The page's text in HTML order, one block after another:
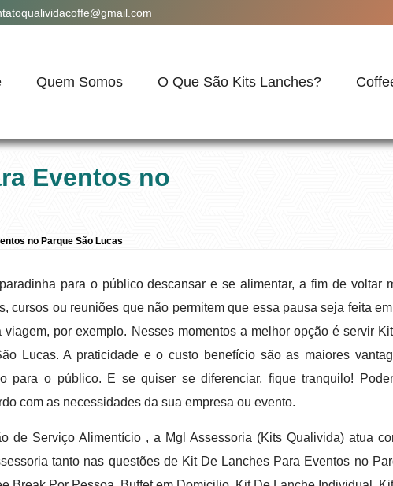
Quem Somos O Que São Kits Lanches?
Eventos no
no Parque São Lucas
para o público descansar e se alimentar, a fim de voltar
cursos ou reuniões que não permitem que essa pausa seja feita
por exemplo. Nesses momentos a melhor opção é servir
Lucas. A praticidade e o custo benefício são as maiores
para o público. E se quiser se diferenciar, fique tranquilo!
com as necessidades da sua empresa ou evento.
de Serviço Alimentício , a Mgl Assessoria (Kits Qualivida) atua
tanto nas questões de Kit De Lanches Para Eventos no